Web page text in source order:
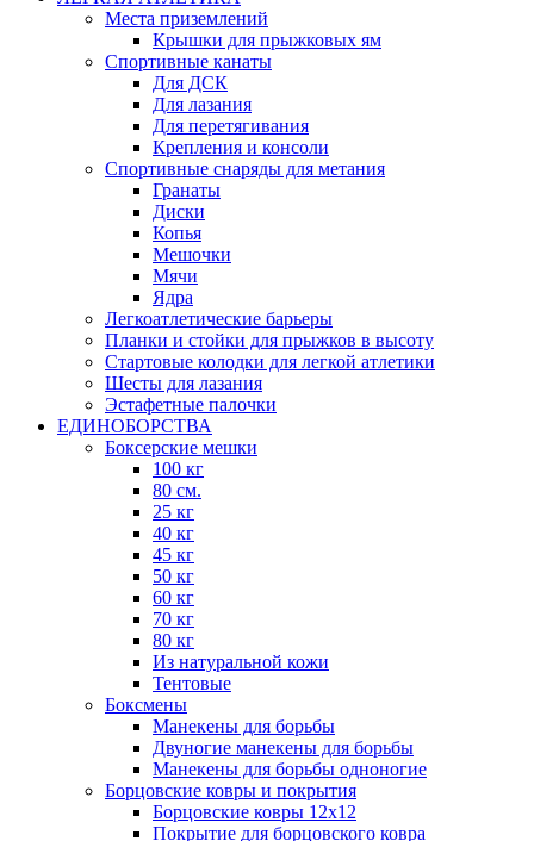
Места приземлений
Крышки для прыжковых ям
Спортивные канаты
Для ДСК
Для лазания
Для перетягивания
Крепления и консоли
Спортивные снаряды для метания
Гранаты
Диски
Копья
Мешочки
Мячи
Ядра
Легкоатлетические барьеры
Планки и стойки для прыжков в высоту
Стартовые колодки для легкой атлетики
Шесты для лазания
Эстафетные палочки
ЕДИНОБОРСТВА
Боксерские мешки
100 кг
80 см.
25 кг
40 кг
45 кг
50 кг
60 кг
70 кг
80 кг
Из натуральной кожи
Тентовые
Боксмены
Манекены для борьбы
Двуногие манекены для борьбы
Манекены для борьбы одноногие
Борцовские ковры и покрытия
Борцовские ковры 12х12
Покрытие для борцовского ковра